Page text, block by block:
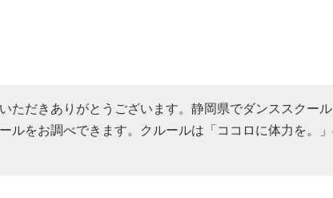
ただきありがとうございます。静岡県でダンススクー
ルをお調べできます。クルールは「ココロに体力を。